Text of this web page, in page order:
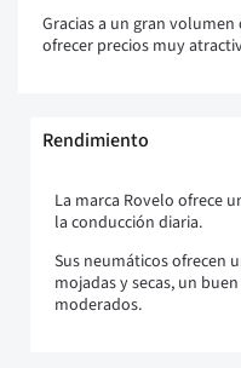
Gracias a un gran
ofrecer precios muy
Rendimiento
La marca Rovelo ofrece
la conducción diaria.
Sus neumáticos ofrecen
mojadas y secas, un
moderados.